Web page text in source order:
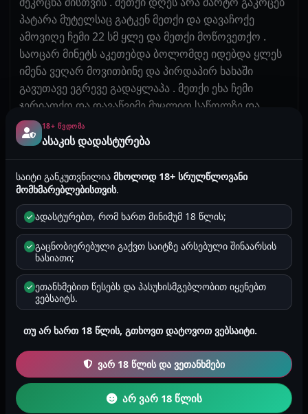
პატარა მუტელსაც გატკენ მეთქი და დავაჩოქე
ამოვიღე ჩემი 22 სმ ყლე და მეთქი მოწოვეთქო .
საოცარ მინეტს აკეთებდა ბოლომდე იდებდა ყლეს
იმენა ვეღარ მოვითბინე და პირდაპირ ხახაში
გავუთავე ეგრევე გადაყლაპა . მეთქი ეხა ჩემი
ჯერიათქო და დავაწვიმე მუცლით საწოლზე და
დავიწყე მაგის ვარდისფერი მტელი ტრაკის წოვა აუ
ძაან გამისწორდა იმენა . ის უფრო მისწორდებოდა
ნიკა რო ქალივით კვნესოდა და მიდი შენი
გოგოვარო ქალის ხმით რო მეუბნებოდა . კაი ხანს
ვწოვე მერე დავისველე და ეგრევე შევთხარე ყლე .
იკივლა რასაც ქვია მარა ავაფარე პირზე ხელი და
და დავუწყე ღრმად და უხეშათ ტყვნა . ბოლომდე
ვხევდი იმემა ყვერებამდე შემქონდა . მერე ზურგზე
დავწექი და ზემოდანდავისვი და ისე ვჟიმავდი იმას
არც კი უდგებოდა და ეგ უფრო მომწონდა .
დაახლებით 40 წუთი ვჟიმავდი მუტელში და
პირდაპირ შიგნით შევთესლე . ძაან მაგარი ხარო
მითხრა ყლიდან ჩამოვიდა დაკუთულ მკერდზე
დღიდან ყველაფერი შეიცვალა მე ნიკას
ოფიციალური მტყვნელი ვარ ჩემს მეზობლად
ცხოვრობს და ყოველ დღე დღეში რამდენჯერმე
18+ ᲬᲕᲓᲝᲛᲐ
ასაკის დადასტურება
საიტი განკუთვნილიამხოლოდ 18+ სრულწლოვანი
მომხმარებლებისთვის.
ადასტურებთ, რომ ხართ მინიმუმ 18 წლის;
გაცნობიერებული გაქვთ საიტზე არსებული შინაარსის
ხასიათი;
ეთანხმებით წესებს და პასუხისმგებლობით იყენებთ
ვებსაიტს.
თუ არ ხართ 18 წლის, გთხოვთ დატოვოთ ვებსაიტი.
ვარ 18 წლის და ვეთანხმები
არ ვარ 18 წლის